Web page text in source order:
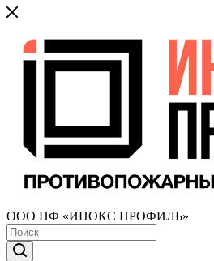
ООО ПФ «ИНОКС ПРОФИЛЬ»